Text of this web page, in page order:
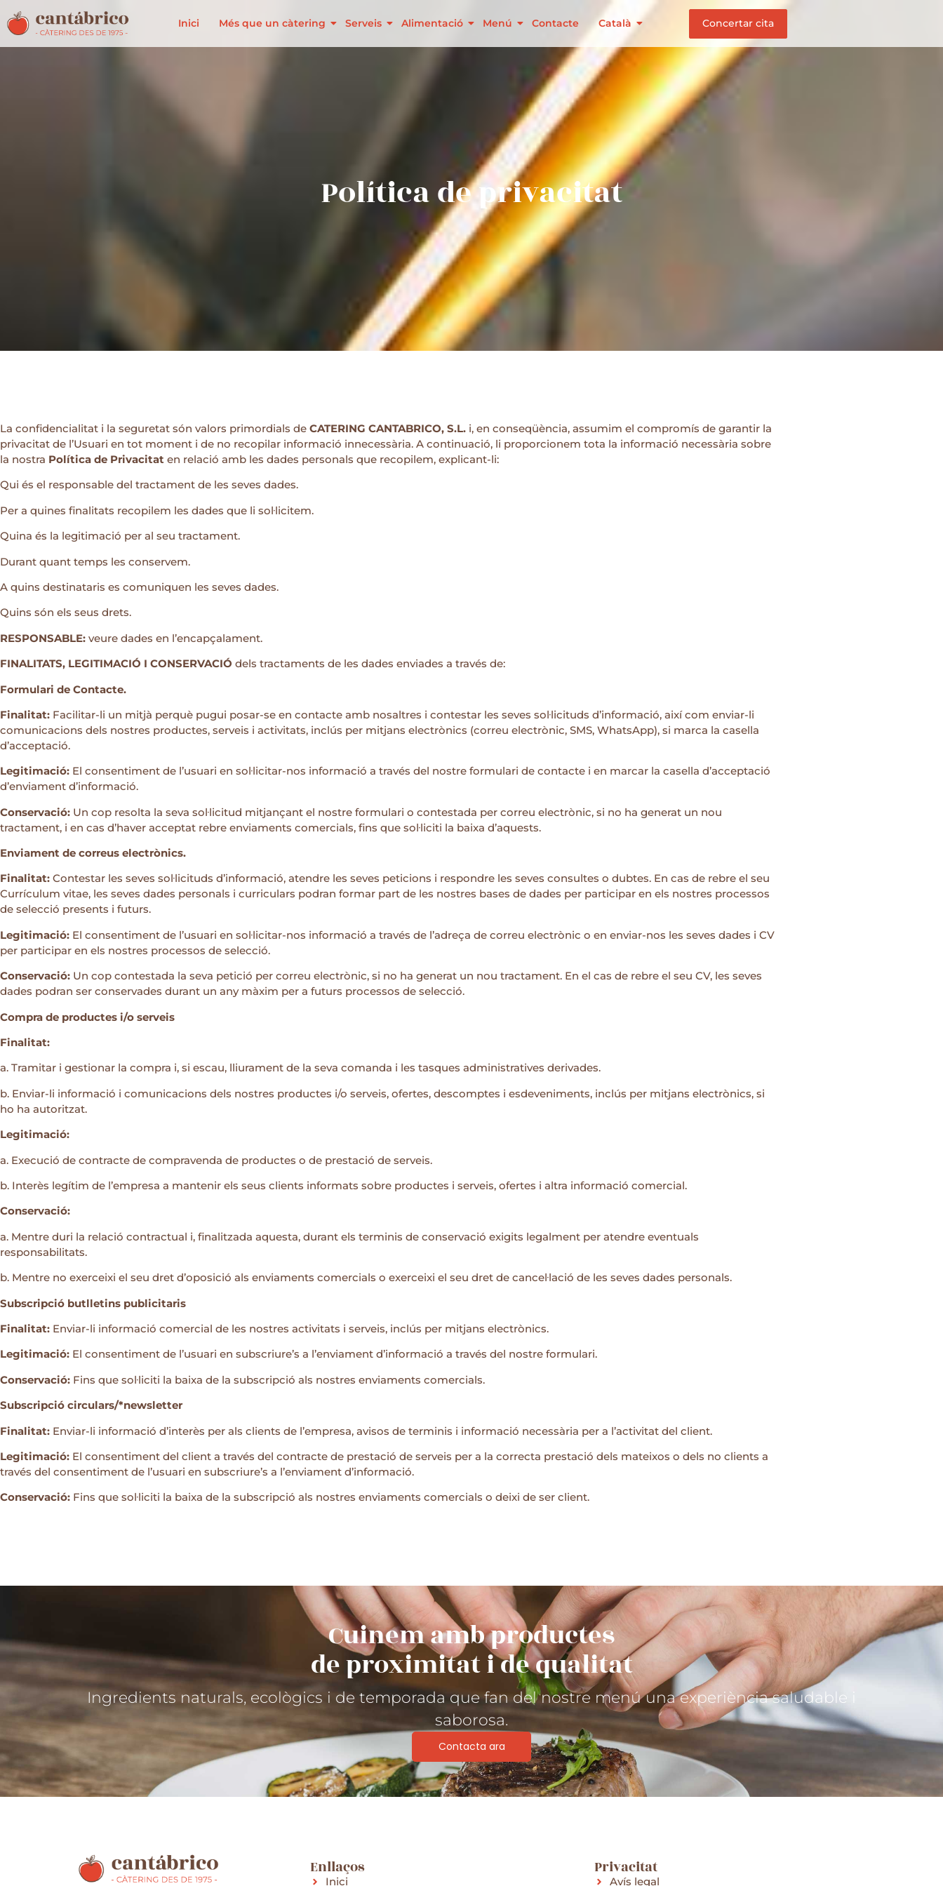
Inici Més que un càtering Serveis Alimentació Menú Contacte Català Concertar cita
Política de privacitat
La confidencialitat i la seguretat són valors primordials de CATERING CANTABRICO, S.L. i, en conseqüència, assumim el compromís de garantir la
privacitat de l’Usuari en tot moment i de no recopilar informació innecessària. A continuació, li proporcionem tota la informació necessària sobre
la nostra Política de Privacitat en relació amb les dades personals que recopilem, explicant-li:
Qui és el responsable del tractament de les seves dades.
Per a quines finalitats recopilem les dades que li sol·licitem.
Quina és la legitimació per al seu tractament.
Durant quant temps les conservem.
A quins destinataris es comuniquen les seves dades.
Quins són els seus drets.
RESPONSABLE: veure dades en l’encapçalament.
FINALITATS, LEGITIMACIÓ I CONSERVACIÓ dels tractaments de les dades enviades a través de:
Formulari de Contacte.
Finalitat: Facilitar-li un mitjà perquè pugui posar-se en contacte amb nosaltres i contestar les seves sol·licituds d’informació, així com enviar-li
comunicacions dels nostres productes, serveis i activitats, inclús per mitjans electrònics (correu electrònic, SMS, WhatsApp), si marca la casella
d’acceptació.
Legitimació: El consentiment de l’usuari en sol·licitar-nos informació a través del nostre formulari de contacte i en marcar la casella d’acceptació
d’enviament d’informació.
Conservació: Un cop resolta la seva sol·licitud mitjançant el nostre formulari o contestada per correu electrònic, si no ha generat un nou
tractament, i en cas d’haver acceptat rebre enviaments comercials, fins que sol·liciti la baixa d’aquests.
Enviament de correus electrònics.
Finalitat: Contestar les seves sol·licituds d’informació, atendre les seves peticions i respondre les seves consultes o dubtes. En cas de rebre el seu
Currículum vitae, les seves dades personals i curriculars podran formar part de les nostres bases de dades per participar en els nostres processos
de selecció presents i futurs.
Legitimació: El consentiment de l’usuari en sol·licitar-nos informació a través de l’adreça de correu electrònic o en enviar-nos les seves dades i CV
per participar en els nostres processos de selecció.
Conservació: Un cop contestada la seva petició per correu electrònic, si no ha generat un nou tractament. En el cas de rebre el seu CV, les seves
dades podran ser conservades durant un any màxim per a futurs processos de selecció.
Compra de productes i/o serveis
Finalitat:
a. Tramitar i gestionar la compra i, si escau, lliurament de la seva comanda i les tasques administratives derivades.
b. Enviar-li informació i comunicacions dels nostres productes i/o serveis, ofertes, descomptes i esdeveniments, inclús per mitjans electrònics, si
ho ha autoritzat.
Legitimació:
a. Execució de contracte de compravenda de productes o de prestació de serveis.
b. Interès legítim de l’empresa a mantenir els seus clients informats sobre productes i serveis, ofertes i altra informació comercial.
Conservació:
a. Mentre duri la relació contractual i, finalitzada aquesta, durant els terminis de conservació exigits legalment per atendre eventuals
responsabilitats.
b. Mentre no exerceixi el seu dret d’oposició als enviaments comercials o exerceixi el seu dret de cancel·lació de les seves dades personals.
Subscripció butlletins publicitaris
Finalitat: Enviar-li informació comercial de les nostres activitats i serveis, inclús per mitjans electrònics.
Legitimació: El consentiment de l’usuari en subscriure’s a l’enviament d’informació a través del nostre formulari.
Conservació: Fins que sol·liciti la baixa de la subscripció als nostres enviaments comercials.
Subscripció circulars/*newsletter
Finalitat: Enviar-li informació d’interès per als clients de l’empresa, avisos de terminis i informació necessària per a l’activitat del client.
Legitimació: El consentiment del client a través del contracte de prestació de serveis per a la correcta prestació dels mateixos o dels no clients a
través del consentiment de l’usuari en subscriure’s a l’enviament d’informació.
Conservació: Fins que sol·liciti la baixa de la subscripció als nostres enviaments comercials o deixi de ser client.
Cuinem amb productes
de proximitat i de qualitat
Ingredients naturals, ecològics i de temporada que fan del nostre menú una experiència saludable i
saborosa.
Contacta ara
Enllaços
Inici
Privacitat
Avís legal